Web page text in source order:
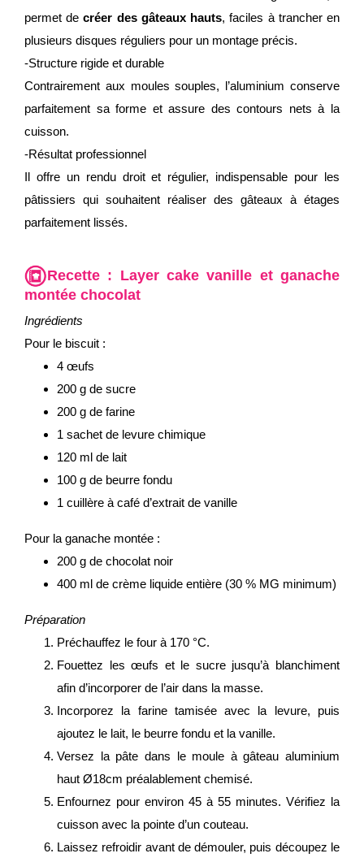
permet de créer des gâteaux hauts, faciles à trancher en
plusieurs disques réguliers pour un montage précis.
-Structure rigide et durable
Contrairement aux moules souples, l’aluminium conserve
parfaitement sa forme et assure des contours nets à la
cuisson.
-Résultat professionnel
Il offre un rendu droit et régulier, indispensable pour les
pâtissiers qui souhaitent réaliser des gâteaux à étages
parfaitement lissés.
Recette : Layer cake vanille et ganache
montée chocolat
Ingrédients
Pour le biscuit :
4 œufs
200 g de sucre
200 g de farine
1 sachet de levure chimique
120 ml de lait
100 g de beurre fondu
1 cuillère à café d’extrait de vanille
Pour la ganache montée :
200 g de chocolat noir
400 ml de crème liquide entière (30 % MG minimum)
Préparation
Préchauffez le four à 170 °C.
Fouettez les œufs et le sucre jusqu’à blanchiment
afin d’incorporer de l’air dans la masse.
Incorporez la farine tamisée avec la levure, puis
ajoutez le lait, le beurre fondu et la vanille.
Versez la pâte dans le moule à gâteau aluminium
haut Ø18cm préalablement chemisé.
Enfournez pour environ 45 à 55 minutes. Vérifiez la
cuisson avec la pointe d’un couteau.
Laissez refroidir avant de démouler, puis découpez le